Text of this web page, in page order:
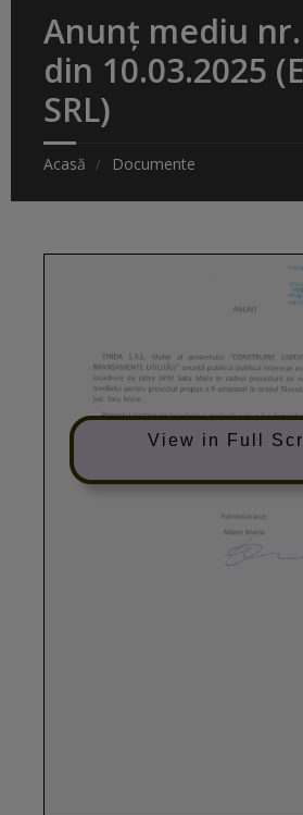
Anunț mediu nr.
din 10.03.2025
SRL)
Acasă Documente
View in Full